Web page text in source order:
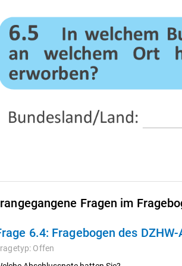
Fragen im
6.4: Fragebogen des
Offen